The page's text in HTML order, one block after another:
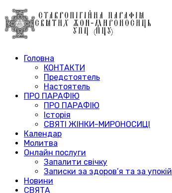
Головна
КОНТАКТИ
Предстоятель
Настоятель
ПРО ПАРАФІЮ
ПРО ПАРАФІЮ
Історія
СВЯТІ ЖІНКИ-МИРОНОСИЦІ
Календар
Молитва
Онлайн послуги
Запалити свічку
Записки за здоров’я та за упокій
Новини
СВЯТА